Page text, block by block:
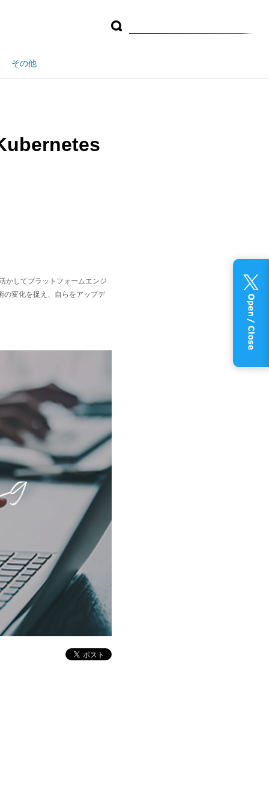
その他
かしてプラットフォームエンジ
の変化を捉え、自らをアップデ